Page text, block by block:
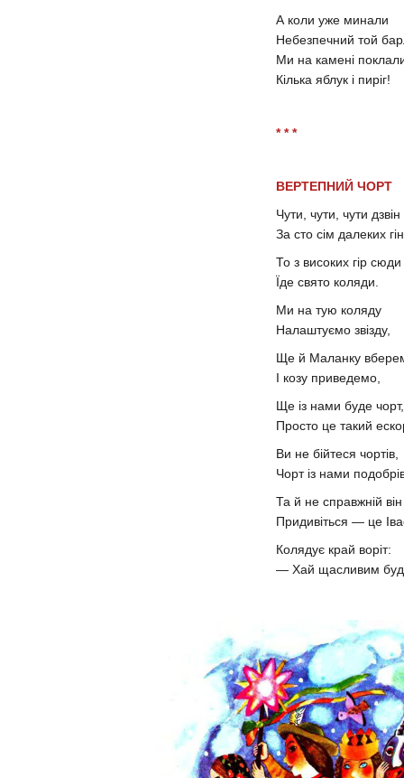
А коли уже минали
Небезпечний той
Ми на камені
Кілька яблук і пиріг!
* * *
ВЕРТЕПНИЙ ЧОРТ
Чути, чути, чути дзвін
За сто сім далеких
То з високих гір сюди
Їде свято коляди.
Ми на тую коляду
Налаштуємо звізду,
Ще й Маланку
І козу приведемо,
Ще із нами буде чорт,
Просто це такий
Ви не бійтеся чортів,
Чорт із нами
Та й не справжній
Придивіться — це
Колядує край воріт:
— Хай щасливим